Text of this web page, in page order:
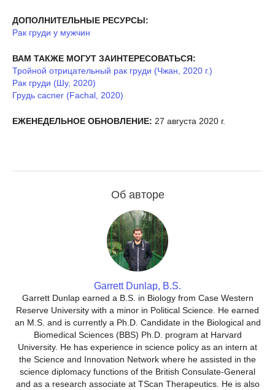
ДОПОЛНИТЕЛЬНЫЕ РЕСУРСЫ:
Рак груди у мужчин
ВАМ ТАКЖЕ МОГУТ ЗАИНТЕРЕСОВАТЬСЯ:
Тройной отрицательный рак груди (Чжан, 2020 г.)
Рак груди (Шу, 2020)
Грудь cacner (Fachal, 2020)
ЕЖЕНЕДЕЛЬНОЕ ОБНОВЛЕНИЕ: 27 августа 2020 г.
Об авторе
Garrett Dunlap, B.S.
Garrett Dunlap earned a B.S. in Biology from Case Western
Reserve University with a minor in Political Science. He earned
an M.S. and is currently a Ph.D. Candidate in the Biological and
Biomedical Sciences (BBS) Ph.D. program at Harvard
University. He has experience in science policy as an intern at
the Science and Innovation Network where he assisted in the
science diplomacy functions of the British Consulate-General
and as a research associate at TScan Therapeutics. He is also